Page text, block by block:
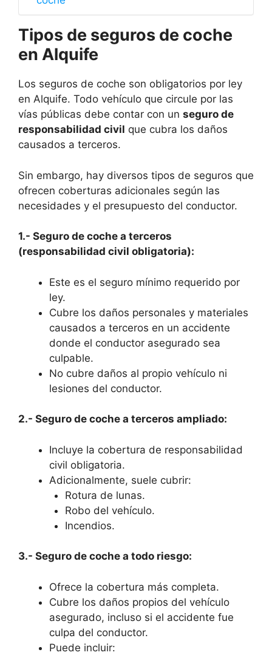
Tipos de seguros de coche
en Alquife
Los seguros de coche son obligatorios por ley
en Alquife. Todo vehículo que circule por las
vías públicas debe contar con un seguro de
responsabilidad civil que cubra los daños
causados a terceros.
Sin embargo, hay diversos tipos de seguros que
ofrecen coberturas adicionales según las
necesidades y el presupuesto del conductor.
1.- Seguro de coche a terceros
(responsabilidad civil obligatoria):
Este es el seguro mínimo requerido por
ley.
Cubre los daños personales y materiales
causados a terceros en un accidente
donde el conductor asegurado sea
culpable.
No cubre daños al propio vehículo ni
lesiones del conductor.
2.- Seguro de coche a terceros ampliado:
Incluye la cobertura de responsabilidad
civil obligatoria.
Adicionalmente, suele cubrir:
Rotura de lunas.
Robo del vehículo.
Incendios.
3.- Seguro de coche a todo riesgo:
Ofrece la cobertura más completa.
Cubre los daños propios del vehículo
asegurado, incluso si el accidente fue
culpa del conductor.
Puede incluir: